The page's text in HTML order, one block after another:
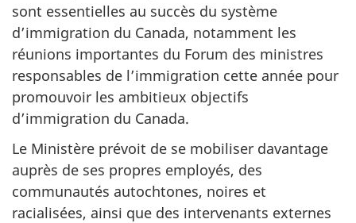
sont essentielles au succès du système
d’immigration du Canada, notamment les
réunions importantes du Forum des ministres
responsables de l’immigration cette année pour
promouvoir les ambitieux objectifs
d’immigration du Canada.
Le Ministère prévoit de se mobiliser davantage
auprès de ses propres employés, des
communautés autochtones, noires et
racialisées, ainsi que des intervenants externes